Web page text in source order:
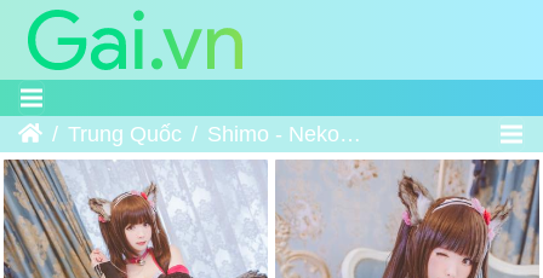
Trang chủTrung Quốc Shimo - Nekopara